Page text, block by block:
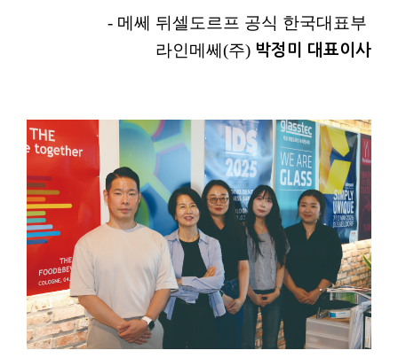
- 메쎄 뒤셀도르프 공식 한국대표부
라인메쎄(주) 박정미 대표이사